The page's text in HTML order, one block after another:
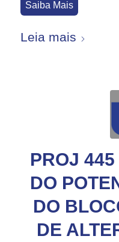
Saiba Mais
Leia mais
PROJ
DO
DO
DE